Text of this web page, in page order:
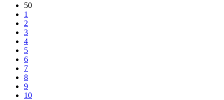
50
1
2
3
4
5
6
7
8
9
10